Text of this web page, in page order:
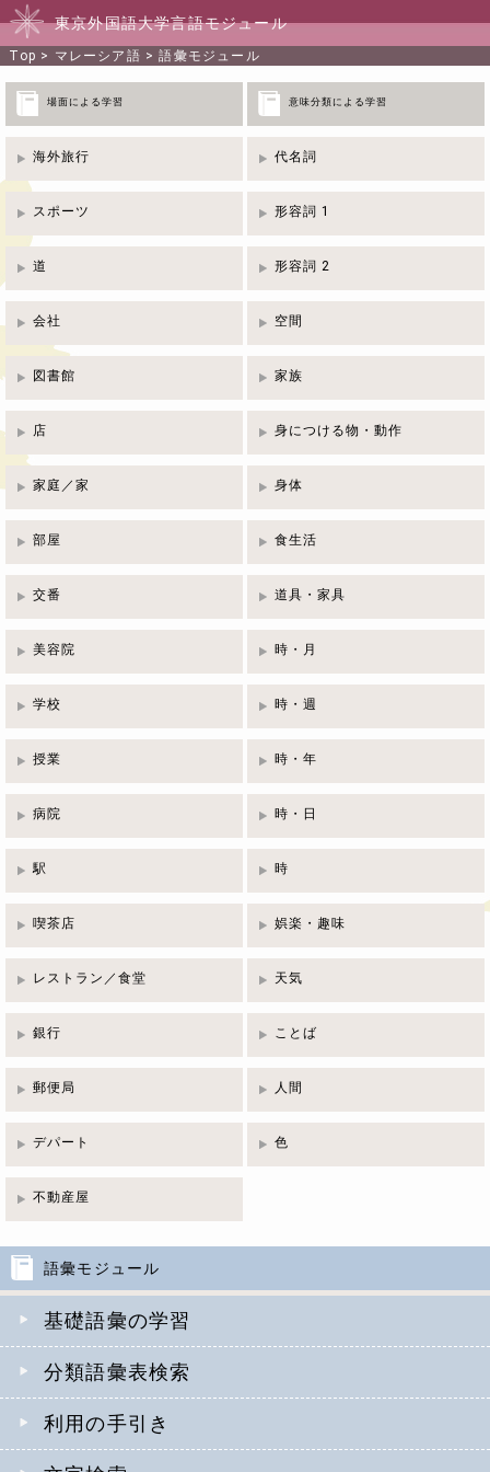
東京外国語大学言語モジュール
Top > マレーシア語 >語彙モジュール
語彙モジュール
基礎語彙の学習
分類語彙表検索
利用の手引き
場面による学習
海外旅行
スポーツ
道
会社
図書館
店
家庭／家
部屋
交番
美容院
学校
授業
病院
駅
喫茶店
レストラン／食堂
銀行
郵便局
デパート
不動産屋
意味分類による学習
代名詞
形容詞 1
形容詞 2
空間
家族
身につける物・動作
身体
食生活
道具・家具
時・月
時・週
時・年
時・日
時
娯楽・趣味
天気
ことば
人間
色